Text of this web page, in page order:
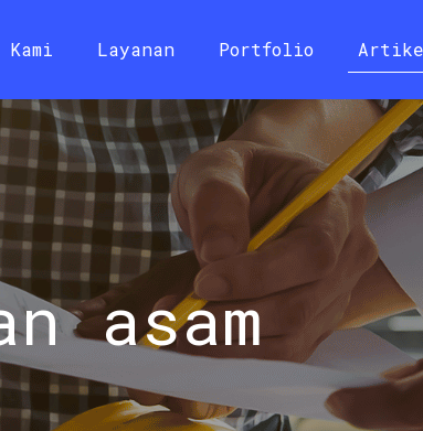
Layanan Portfolio
asam